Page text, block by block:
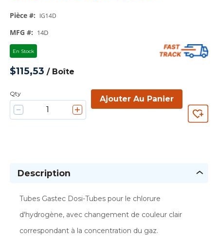
Pièce #: IG14D
MFG #: 14D
En Stock
$115,53 / Boîte
Qty
Ajouter Au Panier
Description
Tubes Gastec Dosi-Tubes pour le chlorure
d'hydrogène, avec changement de couleur clair
correspondant à la concentration du gaz.